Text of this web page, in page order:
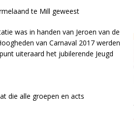
te Mill geweest
was in handen van Jeroen van de
van Carnaval 2017 werden
uiteraard het jubilerende Jeugd
die alle groepen en acts